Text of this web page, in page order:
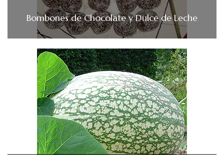
Bombones de Chocolate y Dulce de Leche